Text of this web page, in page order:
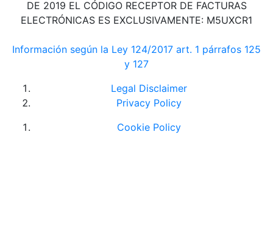
DE 2019 EL CÓDIGO RECEPTOR DE FACTURAS
ELECTRÓNICAS ES EXCLUSIVAMENTE: M5UXCR1
Información según la Ley 124/2017 art. 1 párrafos 125
y 127
Legal Disclaimer
Privacy Policy
Cookie Policy